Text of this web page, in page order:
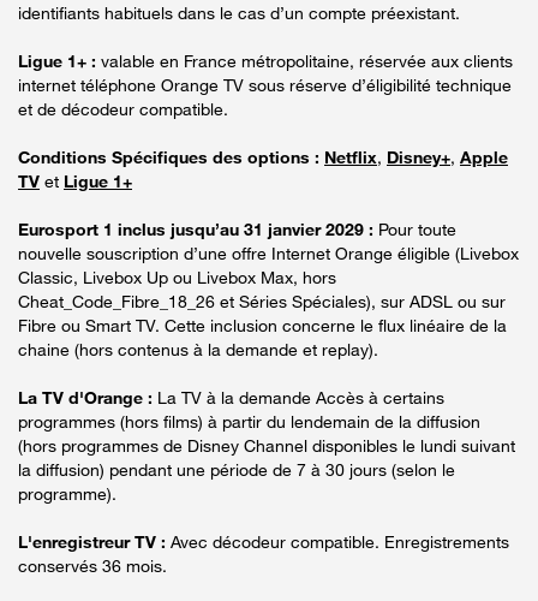
identifiants habituels dans le cas d’un compte préexistant.
Ligue 1+ : valable en France métropolitaine, réservée aux clients
internet téléphone Orange TV sous réserve d’éligibilité technique
et de décodeur compatible.
Conditions Spécifiques des options : Netflix, Disney+, Apple
TV et Ligue 1+
Eurosport 1 inclus jusqu’au 31 janvier 2029 : Pour toute
nouvelle souscription d’une offre Internet Orange éligible (Livebox
Classic, Livebox Up ou Livebox Max, hors
Cheat_Code_Fibre_18_26 et Séries Spéciales), sur ADSL ou sur
Fibre ou Smart TV. Cette inclusion concerne le flux linéaire de la
chaine (hors contenus à la demande et replay).
La TV d'Orange : La TV à la demande Accès à certains
programmes (hors films) à partir du lendemain de la diffusion
(hors programmes de Disney Channel disponibles le lundi suivant
la diffusion) pendant une période de 7 à 30 jours (selon le
programme).
L'enregistreur TV : Avec décodeur compatible. Enregistrements
conservés 36 mois.